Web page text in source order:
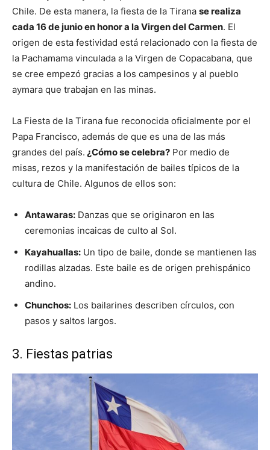
Chile. De esta manera, la fiesta de la Tirana se realiza
cada 16 de junio en honor a la Virgen del Carmen. El
origen de esta festividad está relacionado con la fiesta de
la Pachamama vinculada a la Virgen de Copacabana, que
se cree empezó gracias a los campesinos y al pueblo
aymara que trabajan en las minas.
La Fiesta de la Tirana fue reconocida oficialmente por el
Papa Francisco, además de que es una de las más
grandes del país. ¿Cómo se celebra? Por medio de
misas, rezos y la manifestación de bailes típicos de la
cultura de Chile. Algunos de ellos son:
Antawaras: Danzas que se originaron en las
ceremonias incaicas de culto al Sol.
Kayahuallas: Un tipo de baile, donde se mantienen las
rodillas alzadas. Este baile es de origen prehispánico
andino.
Chunchos: Los bailarines describen círculos, con
pasos y saltos largos.
3. Fiestas patrias